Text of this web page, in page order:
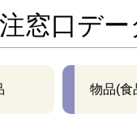
窓口デー
物品(食